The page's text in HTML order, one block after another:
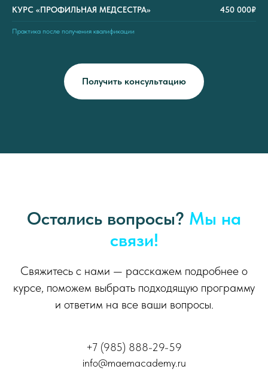
КУРС «ПРОФИЛЬНАЯ МЕДСЕСТРА» 450 000₽
Практика после получения квалификации
Получить консультацию
Остались вопросы? Мы на
связи!
Свяжитесь с нами — расскажем подробнее о
курсе, поможем выбрать подходящую программу
и ответим на все ваши вопросы.
+7 (985) 888-29-59
info@maemacademy.ru